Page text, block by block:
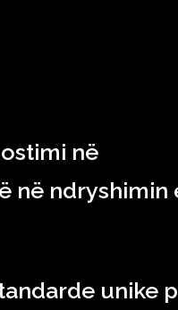
në
në ndryshimin
unike